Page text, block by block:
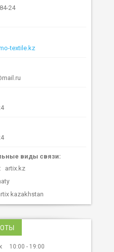
24
textile.kz
artix.kz
kazakhstan
10:00
19:00